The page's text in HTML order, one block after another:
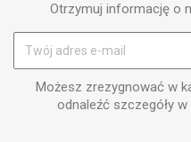
Otrzymuj informację o
Możesz zrezygnować w
odnaleźć szczegóły